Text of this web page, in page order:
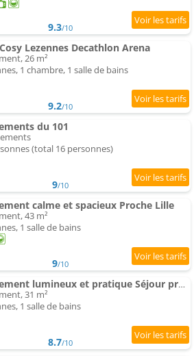
9.3/10
Lezennes Decathlon Arena
26 m²
1 chambre, 1 salle de bains
9.2/10
du 101
(total 16 personnes)
9/10
calme et spacieux Proche Lille
43 m²
1 salle de bains
9/10
Appartement lumineux et pratique Séjour pro Lille
31 m²
1 salle de bains
8.7/10